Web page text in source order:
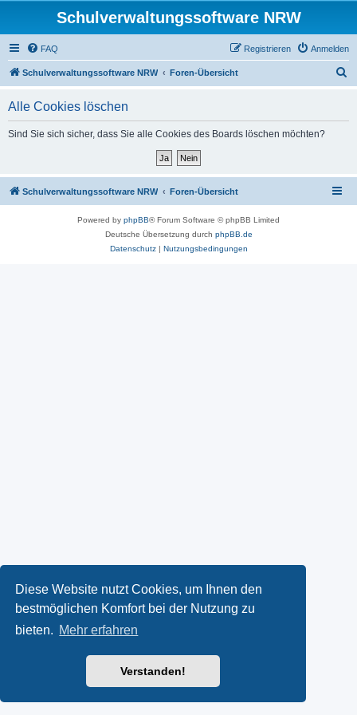
Diese Website nutzt Cookies, um Ihnen den
bestmöglichen Komfort bei der Nutzung zu
bieten. Mehr erfahren
Verstanden!
Schulverwaltungssoftware NRW
FAQ Anmelden
Registrieren
Schulverwaltungssoftware NRW Foren-Übersicht
Alle Cookies löschen
Sind Sie sich sicher, dass Sie alle Cookies des Boards löschen möchten?
Schulverwaltungssoftware NRW Foren-Übersicht
Powered by phpBB® Forum Software © phpBB Limited
Deutsche Übersetzung durch phpBB.de
Datenschutz| Nutzungsbedingungen